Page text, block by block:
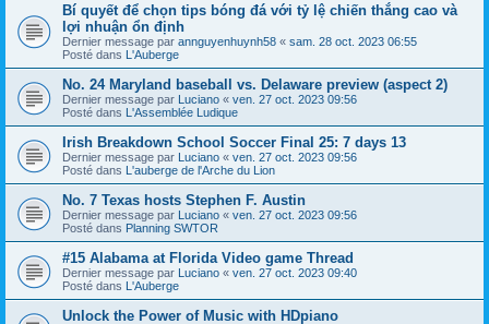
Bí quyết để chọn tips bóng đá với tỷ lệ chiến thắng cao và
lợi nhuận ổn định
Dernier message par annguyenhuynh58 « sam. 28 oct. 2023 06:55
Posté dans L'Auberge
No. 24 Maryland baseball vs. Delaware preview (aspect 2)
Dernier message par Luciano « ven. 27 oct. 2023 09:56
Posté dans L'Assemblée Ludique
Irish Breakdown School Soccer Final 25: 7 days 13
Dernier message par Luciano « ven. 27 oct. 2023 09:56
Posté dans L'auberge de l'Arche du Lion
No. 7 Texas hosts Stephen F. Austin
Dernier message par Luciano « ven. 27 oct. 2023 09:56
Posté dans Planning SWTOR
#15 Alabama at Florida Video game Thread
Dernier message par Luciano « ven. 27 oct. 2023 09:40
Posté dans L'Auberge
Unlock the Power of Music with HDpiano